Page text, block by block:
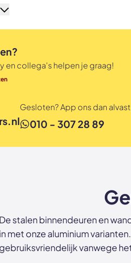
en collega's helpen je graag!
Gesloten? App ons dan
010 - 307 28 89
De stalen binnendeuren en
in met onze aluminium
gebruiksvriendelijk vanwege